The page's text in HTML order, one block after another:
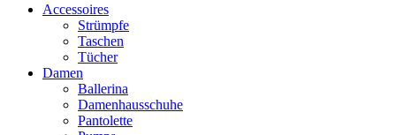
Accessoires
Strümpfe
Taschen
Tücher
Damen
Ballerina
Damenhausschuhe
Pantolette